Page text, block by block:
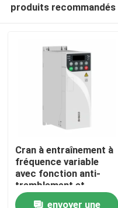
À la maison
Produits
Vidéos
produits recommandés
Cran à entraînement à
fréquence variable
avec fonction anti-
tremblement et
capacité de surcharge
envoyer une